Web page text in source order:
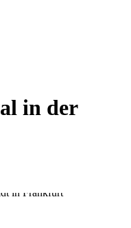
in der